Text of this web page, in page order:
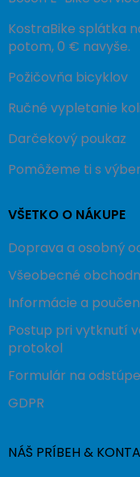
KostraBike splátka
potom, 0 € navyše.
Požičovňa bicyklov
Ručné vypletanie
Darčekový poukaz
Pomôžeme ti s
VŠETKO O NÁKUPE
Doprava a osobný
Všeobecné
Informácie a
Postup pri vytknutí
protokol
Formulár na
GDPR
NÁŠ PRÍBEH &